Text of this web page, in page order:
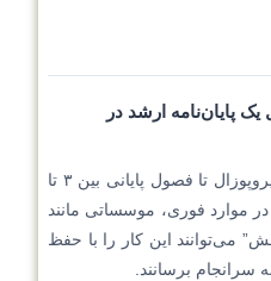
پایان‌نامه ارشد در
به طور متوسط فرآیند نگارش پروپوزال تا فصول پایانی بین ۳ تا
در موارد فوری، موسساتی مانند
می‌توانند این کار را با حفظ
سرانجام برسانند.